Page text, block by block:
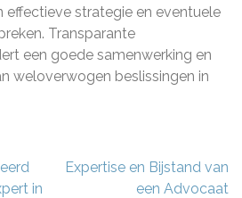
effectieve strategie en eventuele
Transparante
een goede samenwerking en
weloverwogen beslissingen in
in
Expertise en Bijstand van
een Advocaat